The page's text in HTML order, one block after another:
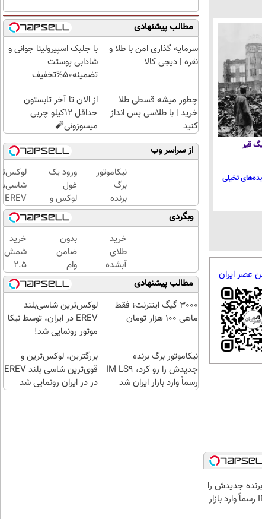
قیر
تخیلی
عصر ایران
جدیدش را
رو کرد، IM LS9 رسماً وارد بازار
مطالب پیشنهادی
سرمایه گذاری امن با طلا و
نقره | دیجی کالا
با جلبک اسپیرولینا جوانی و
شادابی پوستت
تضمینه50%تخفیف
چطور میشه قسطی طلا
خرید | با طلاسی پس انداز
کنید
از الان تا آخر تابستون
حداقل 12کیلو چربی
میسوزونی🧨
از سراسر وب
نیکاموتور
برگ
برنده
جدیدش
را رو کرد،
IM LS9
رسماً
وارد بازار
ایران شد
ورود یک
غول
لوکس و
هوشمند
به ایران،
IM LS9
رسماً
رونمایی
شد
ایران،
توسط
موتور
رونمایی
شد!
وبگردی
خرید
طلای
آبشده
حتی با
۱۰۰هزارتومان
بدون
ضامن
وام
بگیر،
طلا
بخر
😍
خرید
شمش
2.5
گرمی
از
طلاسی
😍
مطالب پیشنهادی
3000 گیگ اینترنت؛ فقط
ماهی 100 هزار تومان
لوکس‌ترین شاسی‌بلند
EREV در ایران، توسط نیکا
موتور رونمایی شد!
نیکاموتور برگ برنده
جدیدش را رو کرد، IM LS9
رسماً وارد بازار ایران شد
بزرگترین، لوکس‌ترین و
قوی‌ترین شاسی بلند EREV
در در ایران رونمایی شد